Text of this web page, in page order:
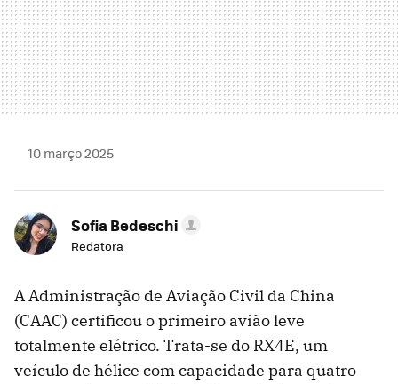
10 março 2025
Sofia Bedeschi
Redatora
A Administração de Aviação Civil da China
(CAAC) certificou o primeiro avião leve
totalmente elétrico. Trata-se do RX4E, um
veículo de hélice com capacidade para quatro